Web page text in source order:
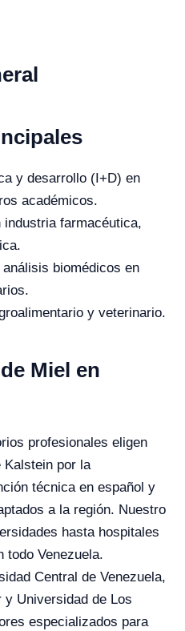
y desarrollo (I+D) en
académicos.
farmacéutica,
biomédicos en
y veterinario.
Miel en
profesionales eligen
Kalstein por la
técnica en español y
a la región. Nuestro
hasta hospitales
todo Venezuela.
Central de Venezuela,
Universidad de Los
especializados para